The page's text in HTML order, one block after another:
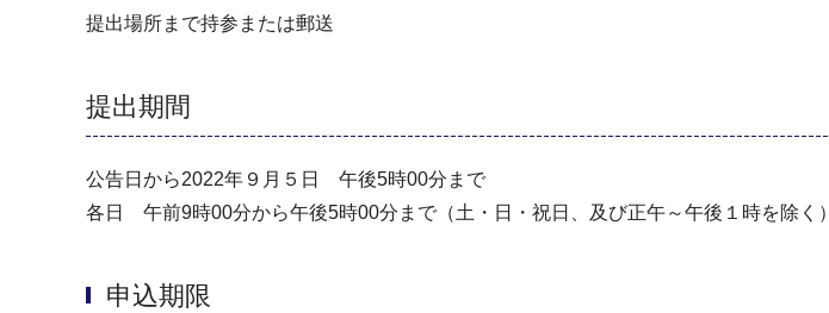
提出場所まで持参または郵送
提出期間
公告日から2022年９月５日 午後5時00分まで
各日 午前9時00分から午後5時00分まで（土・日・祝日、及び正午～午後１時を除く）
申込期限